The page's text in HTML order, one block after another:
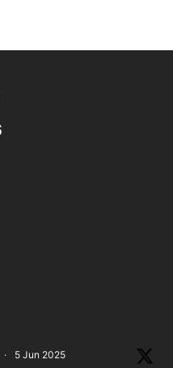
· 5 Jun 2025